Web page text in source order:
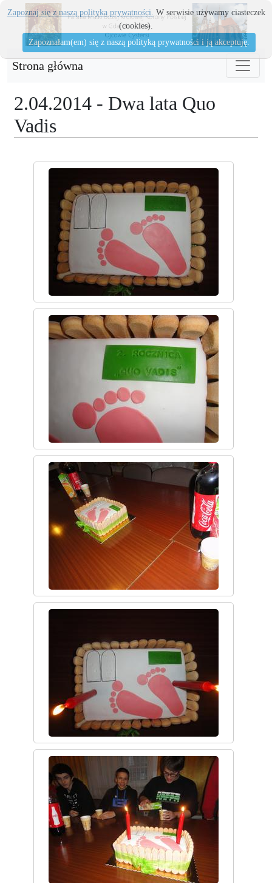
Strona główna
2.04.2014 - Dwa lata Quo
Vadis
Zapoznaj się z naszą polityka prywatności. W serwisie używamy ciasteczek
(cookies).
Zapoznałam(em) się z naszą polityką prywatności i ją akceptuję.